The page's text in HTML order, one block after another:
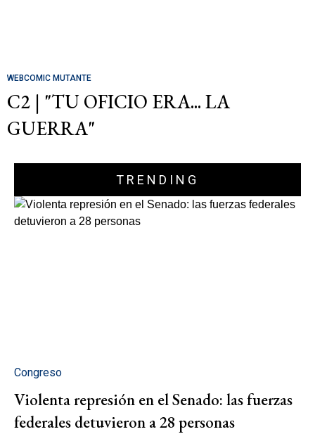
WEBCOMIC MUTANTE
C2 | "TU OFICIO ERA... LA
GUERRA"
TRENDING
Congreso
Violenta represión en el Senado: las fuerzas
federales detuvieron a 28 personas